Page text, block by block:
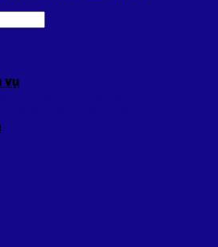
vụ